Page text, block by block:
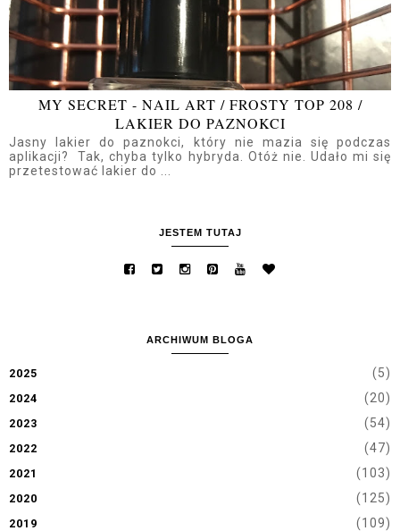
MY SECRET - NAIL ART / FROSTY TOP 208 /
LAKIER DO PAZNOKCI
Jasny lakier do paznokci, który nie mazia się podczas
aplikacji? Tak, chyba tylko hybryda. Otóż nie. Udało mi się
przetestować lakier do ...
JESTEM TUTAJ
ARCHIWUM BLOGA
2025 (5)
2024 (20)
2023 (54)
2022 (47)
2021 (103)
2020 (125)
2019
(109)